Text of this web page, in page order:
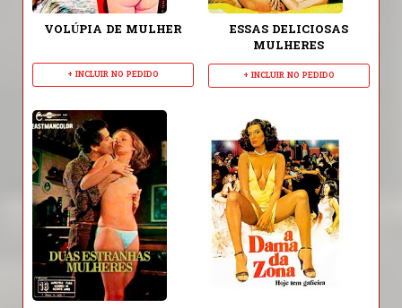
VOLÚPIA DE MULHER
+ INCLUIR NO PEDIDO
ESSAS DELICIOSAS
MULHERES
+ INCLUIR NO PEDIDO